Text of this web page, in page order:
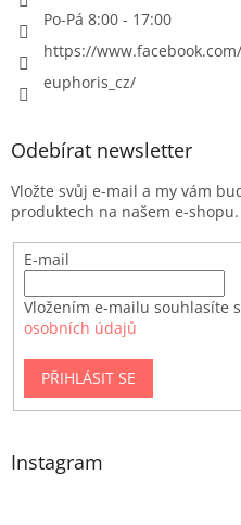
Po-Pá 8:00 - 17:00
https://
euphoris_cz/
Odebírat newsletter
Vložte svůj e-mail a my vám
produktech na našem e-shopu.
E-mail
Vložením e-mailu souhlasíte s
osobních údajů
PŘIHLÁSIT SE
Instagram